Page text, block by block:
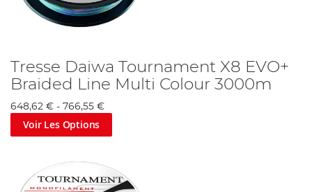
Tresse Daiwa Tournament X8 EVO+
Braided Line Multi Colour 3000m
648,62 € - 766,55 €
Voir Les Options